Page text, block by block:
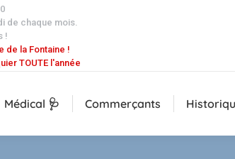
de chaque mois.
!
de la Fontaine !
TOUTE l'année
Médical 🩺 Commerçants